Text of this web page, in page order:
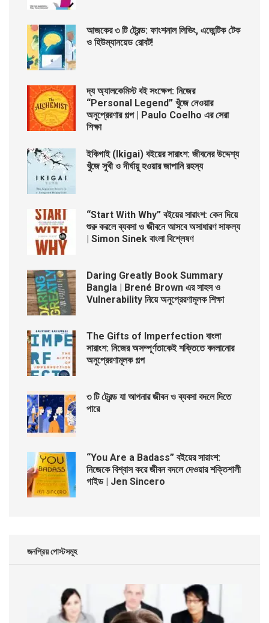
আজকের ৩ টি ট্রেন্ড: ফাংশনাল লিভিং, এজেন্টিক টেক
ও হিউম্যানয়েড রোবট!
দ্য অ্যালকেমিস্ট বই সংক্ষেপ: নিজের
“Personal Legend” খুঁজে নেওয়ার
অনুপ্রেরণার গল্প | Paulo Coelho এর সেরা
শিক্ষা
ইকিগাই (Ikigai) বইয়ের সারাংশ: জীবনের উদ্দেশ্য
খুঁজে সুখী ও দীর্ঘায়ু হওয়ার জাপানি রহস্য
“Start With Why” বইয়ের সারাংশ: কেন দিয়ে
শুরু করলে ব্যবসা ও জীবনে আসবে অসাধারণ সাফল্য
| Simon Sinek বাংলা বিশ্লেষণ
Daring Greatly Book Summary
Bangla | Brené Brown এর সাহস ও
Vulnerability নিয়ে অনুপ্রেরণামূলক শিক্ষা
The Gifts of Imperfection বাংলা
সারাংশ: নিজের অসম্পূর্ণতাকেই শক্তিতে বদলানোর
অনুপ্রেরণামূলক গল্প
৩ টি ট্রেন্ড যা আপনার জীবন ও ব্যবসা বদলে দিতে
পারে
“You Are a Badass” বইয়ের সারাংশ:
নিজেকে বিশ্বাস করে জীবন বদলে দেওয়ার শক্তিশালী
গাইড | Jen Sincero
জনপ্রিয় পোস্টসমূহ